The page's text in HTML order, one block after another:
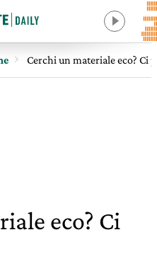
Cerchi un materiale eco? Ci
eco? Ci